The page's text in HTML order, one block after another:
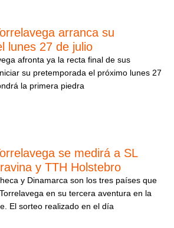
arranca su
lunes 27 de julio
afronta ya la recta final de sus
su pretemporada el próximo lunes 27
la primera piedra
se medirá a SL
y TTH Holstebro
y Dinamarca son los tres países que
en su tercera aventura en la
El sorteo realizado en el día